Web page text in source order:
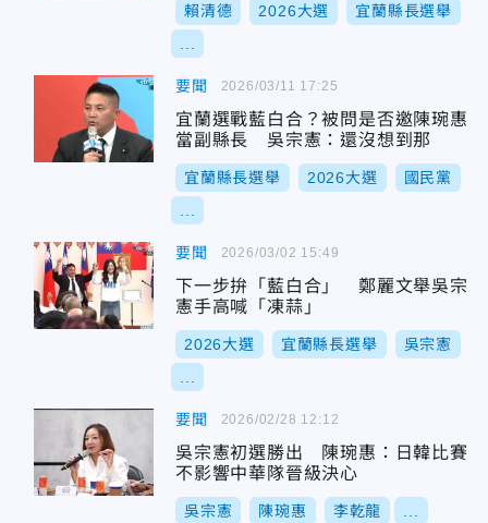
賴清德 2026大選 宜蘭縣長選舉
要聞
宜蘭選戰藍白合？被問是否邀陳琬惠
當副縣長 吳宗憲：還沒想到那
宜蘭縣長選舉 2026大選 國民黨
2026/03/11 17:25
要聞
下一步拚「藍白合」 鄭麗文舉吳宗
憲手高喊「凍蒜」
2026大選 宜蘭縣長選舉 吳宗憲
2026/03/02 15:49
要聞
吳宗憲初選勝出 陳琬惠：日韓比賽
不影響中華隊晉級決心
吳宗憲 陳琬惠 李乾龍
2026/02/28 12:12